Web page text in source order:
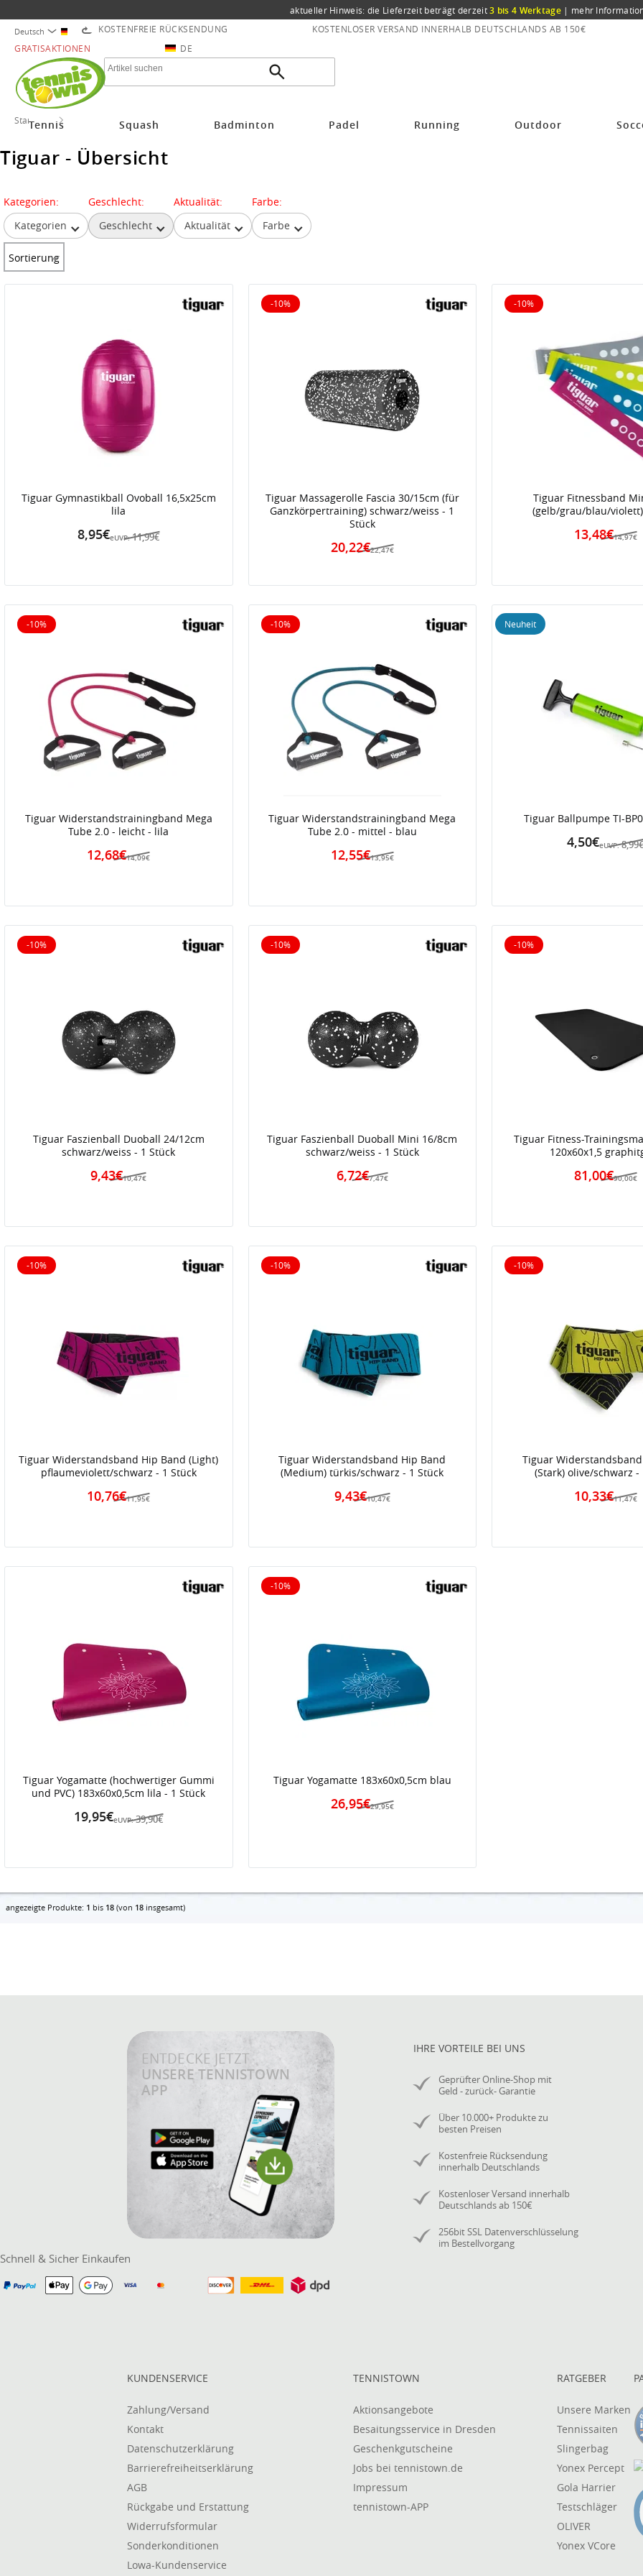
aktueller Hinweis: die Lieferzeit beträgt derzeit3 bis 4 Werktage | mehr
Deutsch KOSTENFREIE RÜCKSENDUNG
KOSTENLOSER VERSAND INNERHALB DEUTSCHLANDS AB 150€
GRATISAKTIONEN
DE
Tennis Squash Badminton Padel Running Outdoor
Startseite
Tiguar - Übersicht
Kategorien:
Kategorien
Geschlecht:
Geschlecht
Aktualität:
Aktualität
Farbe:
Farbe
Sortierung
Tiguar Gymnastikball Ovoball 16,5x25cm
lila
eUVP: 11,99€
8,95€
Tiguar Massagerolle Fascia 30/15cm (für
Ganzkörpertraining) schwarz/weiss - 1
Stück
22,47€
20,22€
-10%
10% reduziert
Tiguar Fitnessband
(gelb/grau/blau/
14,97€
13,48€
-10%
10% reduziert
Tiguar Widerstandstrainingband Mega
Tube 2.0 - leicht - lila
14,09€
12,68€
-10%
10% reduziert
Tiguar Widerstandstrainingband Mega
Tube 2.0 - mittel - blau
13,95€
12,55€
-10%
10% reduziert
Tiguar Ballpumpe TI-
eUVP:
4,50€
Neuheit
Tiguar Faszienball Duoball 24/12cm
schwarz/weiss - 1 Stück
10,47€
9,43€
-10%
10% reduziert
Tiguar Faszienball Duoball Mini 16/8cm
schwarz/weiss - 1 Stück
7,47€
6,72€
-10%
10% reduziert
Tiguar Fitness-
120x60x1,5
90,00€
81,00€
-10%
10% reduziert
Tiguar Widerstandsband Hip Band (Light)
pflaumeviolett/schwarz - 1 Stück
11,95€
10,76€
-10%
10% reduziert
Tiguar Widerstandsband Hip Band
(Medium) türkis/schwarz - 1 Stück
10,47€
9,43€
-10%
10% reduziert
Tiguar
(Stark) olive/schwarz -
11,47€
10,33€
-10%
10% reduziert
Tiguar Yogamatte (hochwertiger Gummi
und PVC) 183x60x0,5cm lila - 1 Stück
eUVP: 39,90€
19,95€
Tiguar Yogamatte 183x60x0,5cm blau
29,95€
26,95€
-10%
10% reduziert
angezeigte Produkte: 1 bis 18 (von 18 insgesamt)
ENTDECKE JETZT
UNSERE TENNISTOWN
APP
IHRE VORTEILE BEI UNS
Geprüfter Online-Shop mit
Geld - zurück- Garantie
Über 10.000+ Produkte zu
besten Preisen
Kostenfreie Rücksendung
innerhalb Deutschlands
Kostenloser Versand innerhalb
Deutschlands ab 150€
256bit SSL Datenverschlüsselung
im Bestellvorgang
Schnell & Sicher Einkaufen
KUNDENSERVICE
Zahlung/Versand
Kontakt
Datenschutzerklärung
Barrierefreiheitserklärung
AGB
Rückgabe und Erstattung
Widerrufsformular
Sonderkonditionen
Lowa-Kundenservice
TENNISTOWN
Aktionsangebote
Besaitungsservice in Dresden
Geschenkgutscheine
Jobs bei tennistown.de
Impressum
tennistown-APP
RATGEBER
Unsere Marken
Tennissaiten
Slingerbag
Yonex Percept
Gola Harrier
Testschläger
OLIVER
Yonex VCore